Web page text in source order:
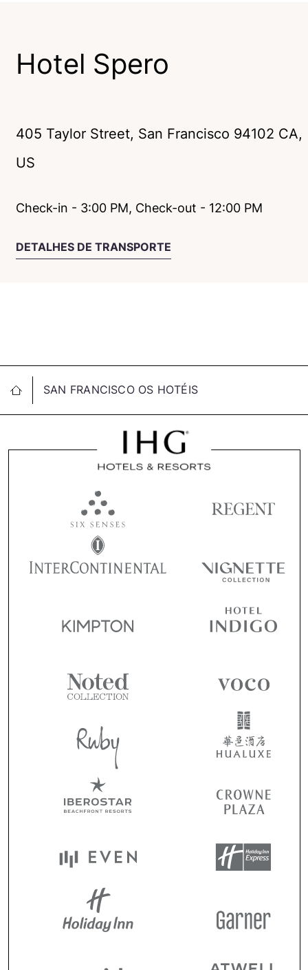
Hotel Spero
405 Taylor Street, San Francisco 94102 CA,
US
Check-in - 3:00 PM, Check-out - 12:00 PM
DETALHES DE TRANSPORTE
SAN FRANCISCO OS HOTÉIS